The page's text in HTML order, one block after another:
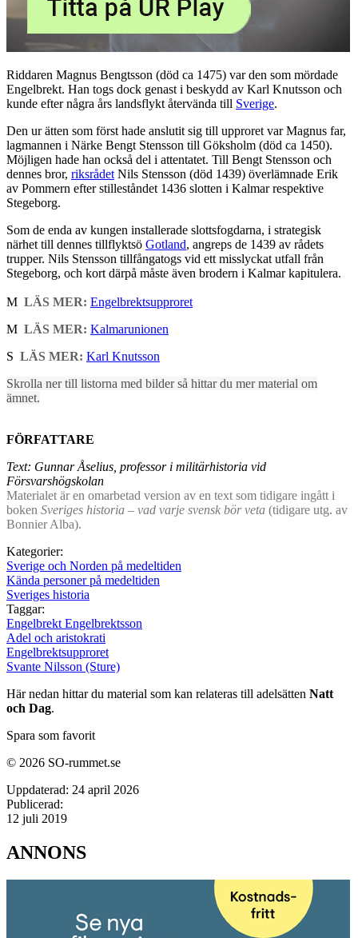
Riddaren Magnus Bengtsson (död ca 1475) var den som mördade
Engelbrekt. Han togs dock genast i beskydd av Karl Knutsson och
kunde efter några års landsflykt återvända till Sverige.
Den ur ätten som först hade anslutit sig till upproret var Magnus far,
lagmannen i Närke Bengt Stensson till Göksholm (död ca 1450).
Möjligen hade han också del i attentatet. Till Bengt Stensson och
dennes bror, riksrådet Nils Stensson (död 1439) överlämnade Erik
av Pommern efter stilleståndet 1436 slotten i Kalmar respektive
Stegeborg.
Som de enda av kungen installerade slottsfogdarna, i strategisk
närhet till dennes tillflyktsö Gotland, angreps de 1439 av rådets
trupper. Nils Stensson tillfångatogs vid ett misslyckat utfall från
Stegeborg, och kort därpå måste även brodern i Kalmar kapitulera.
M LÄS MER: Engelbrektsupproret
M LÄS MER: Kalmarunionen
S LÄS MER: Karl Knutsson
Skrolla ner till listorna med bilder så hittar du mer material om
ämnet.
FÖRFATTARE
Text: Gunnar Åselius, professor i militärhistoria vid
Försvarshögskolan
Materialet är en omarbetad version av en text som tidigare ingått i
boken Sveriges historia – vad varje svensk bör veta (tidigare utg. av
Bonnier Alba).
Kategorier:
Sverige och Norden på medeltiden
Kända personer på medeltiden
Sveriges historia
Taggar:
Engelbrekt Engelbrektsson
Adel och aristokrati
Engelbrektsupproret
Svante Nilsson (Sture)
Här nedan hittar du material som kan relateras till adelsätten Natt
och Dag.
Spara som favorit
© 2026 SO-rummet.se
Uppdaterad: 24 april 2026
Publicerad:
12 juli 2019
ANNONS